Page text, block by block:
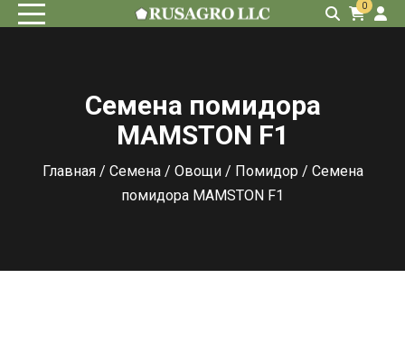
0
Семена помидора
MAMSTON F1
Главная/ Семена/ Овощи/ Помидор / Семена
помидора MAMSTON F1